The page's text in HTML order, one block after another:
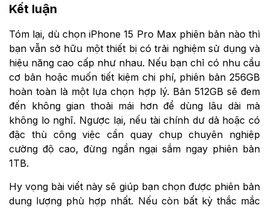
Kết luận
Tóm lại, dù chọn iPhone 15 Pro Max phiên bản nào thì
bạn vẫn sở hữu một thiết bị có trải nghiệm sử dụng và
hiệu năng cao cấp như nhau. Nếu bạn chỉ có nhu cầu
cơ bản hoặc muốn tiết kiệm chi phí, phiên bản 256GB
hoàn toàn là một lựa chọn hợp lý. Bản 512GB sẽ đem
đến không gian thoải mái hơn để dùng lâu dài mà
không lo nghĩ. Ngược lại, nếu tài chính dư dả hoặc có
đặc thù công việc cần quay chụp chuyên nghiệp
cường độ cao, đừng ngần ngại sắm ngay phiên bản
1TB.
Hy vọng bài viết này sẽ giúp bạn chọn được phiên bản
dung lượng phù hợp nhất. Nếu còn bất kỳ thắc mắc